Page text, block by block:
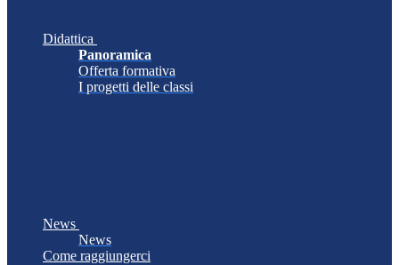
Didattica
Panoramica
Offerta formativa
I progetti delle classi
News
News
Come raggiungerci